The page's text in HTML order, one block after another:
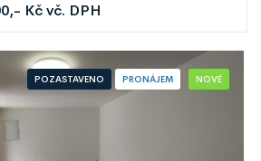
Kč vč. DPH
POZASTAVENO PRONÁJEM NOVÉ